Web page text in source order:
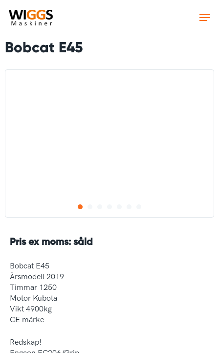
main
Bobcat E45
Pris ex moms: såld
Bobcat E45
Årsmodell 2019
Timmar 1250
Motor Kubota
Vikt 4900kg
CE märke
Redskap!